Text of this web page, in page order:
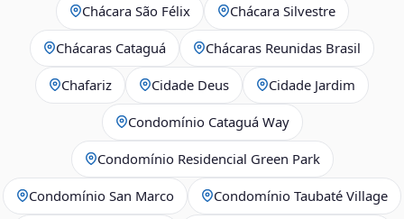
Chácara São Félix Chácara Silvestre
Chácaras Cataguá Chácaras Reunidas Brasil
Chafariz Cidade Deus Cidade Jardim
Condomínio Cataguá Way
Condomínio Residencial Green Park
Condomínio San Marco Condomínio Taubaté Village